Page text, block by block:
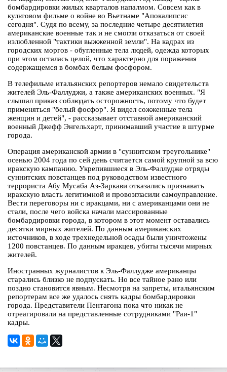
бомбардировки жилых кварталов напалмом. Совсем как в
культовом фильме о войне во Вьетнаме "Апокалипсис
сегодня". Судя по всему, за последние четыре десятилетия
американские военные так и не смогли отказаться от своей
излюбленной "тактики выжженной земли". На кадрах из
городских моргов - обугленные тела людей, одежда которых
при этом осталась целой, что характерно для поражения
содержащемся в бомбах белым фосфором.
В телефильме итальянских репортеров немало свидетельств
жителей Эль-Фаллуджи, а также американских военных. "Я
слышал приказ соблюдать осторожность, потому что будет
применяться "белый фосфор". Я видел сожженные тела
женщин и детей", - рассказывает отставной американский
военный Джефф Энгельхарт, принимавший участие в штурме
города.
Операция американской армии в "суннитском треугольнике"
осенью 2004 года по сей день считается самой крупной за всю
иракскую кампанию. Укрепившиеся в Эль-Фаллудже отряды
суннитских повстанцев под руководством известного
террориста Абу Мусаба Аз-Заркави отказались признавать
иракскую власть легитимной и провозгласили самоуправление.
Вести переговоры ни с иракцами, ни с американцами они не
стали, после чего войска начали массированные
бомбардировки города, в котором в этот момент оставались
десятки мирных жителей. По данным американских
источников, в ходе трехнедельной осады были уничтожены
1200 повстанцев. По данным иракцев, убиты тысячи мирных
жителей.
Иностранных журналистов к Эль-Фаллудже американцы
старались близко не подпускать. Но все тайное рано или
поздно становится явным. Несмотря на запреты, итальянским
репортерам все же удалось снять кадры бомбардировки
города. Представители Пентагона пока что никак не
отреагировали на представленные сотрудниками "Раи-1"
кадры.